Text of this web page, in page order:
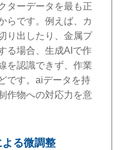
ターデータを最も正
らです。例えば、カ
り出したり、金属プ
る場合、生成AIで作
を認識できず、作業
です。aiデータを持
作物への対応力を意
る微調整